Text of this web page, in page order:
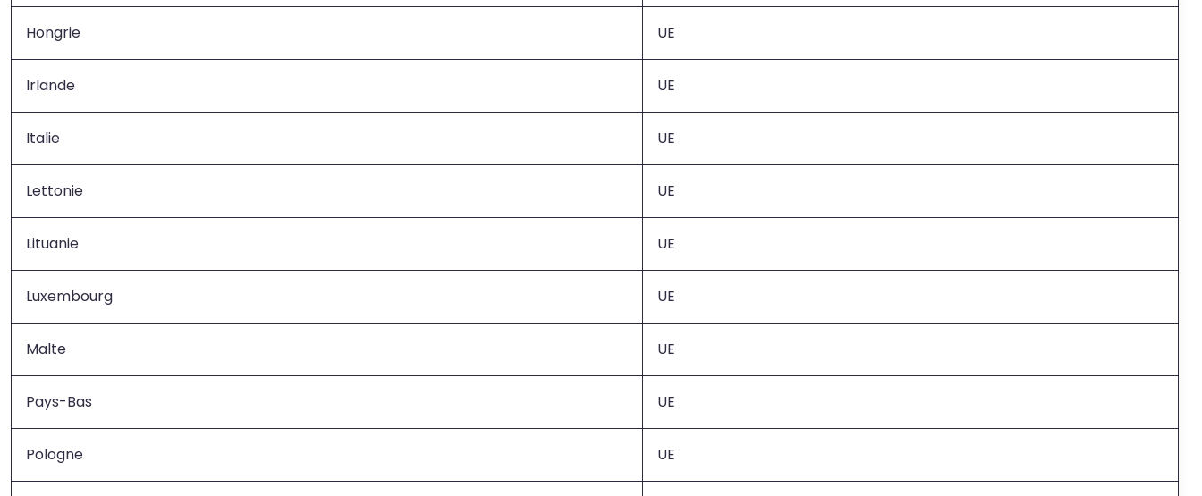
Hongrie UE
Irlande UE
Italie UE
Lettonie UE
Lituanie UE
Luxembourg UE
Malte UE
Pays-Bas UE
Pologne UE